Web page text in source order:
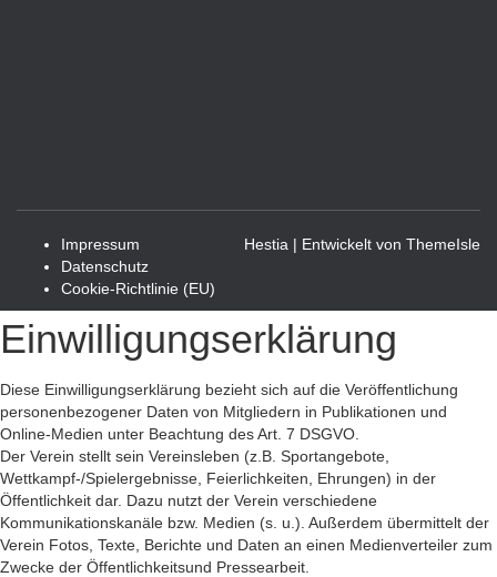
Impressum
Datenschutz
Cookie-Richtlinie (EU)
Hestia | Entwickelt von ThemeIsle
Einwilligungserklärung
Diese Einwilligungserklärung bezieht sich auf die Veröffentlichung
personenbezogener Daten von Mitgliedern in Publikationen und
Online-Medien unter Beachtung des Art. 7 DSGVO.
Der Verein stellt sein Vereinsleben (z.B. Sportangebote,
Wettkampf-/Spielergebnisse, Feierlichkeiten, Ehrungen) in der
Öffentlichkeit dar. Dazu nutzt der Verein verschiedene
Kommunikationskanäle bzw. Medien (s. u.). Außerdem übermittelt der
Verein Fotos, Texte, Berichte und Daten an einen Medienverteiler zum
Zwecke der Öffentlichkeitsund Pressearbeit.